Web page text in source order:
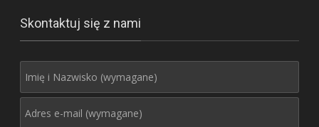
Skontaktuj się z nami